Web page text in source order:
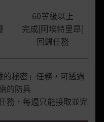
60等級以上
完成[阿埃特里昂]
回歸任務
秘密」任務，可透過
的防具
務，每週只能接取並完